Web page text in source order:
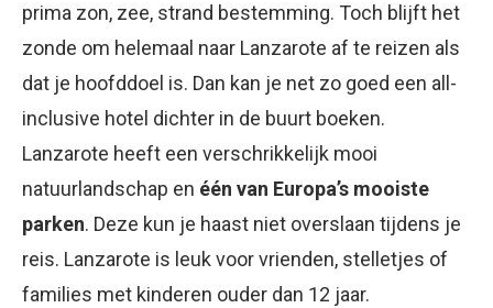
prima zon, zee, strand bestemming. Toch blijft het
zonde om helemaal naar Lanzarote af te reizen als
dat je hoofddoel is. Dan kan je net zo goed een all-
inclusive hotel dichter in de buurt boeken.
Lanzarote heeft een verschrikkelijk mooi
natuurlandschap en één van Europa’s mooiste
parken. Deze kun je haast niet overslaan tijdens je
reis. Lanzarote is leuk voor vrienden, stelletjes of
families met kinderen ouder dan 12 jaar.